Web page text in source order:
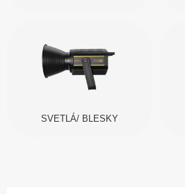
SVETLÁ/ BLESKY